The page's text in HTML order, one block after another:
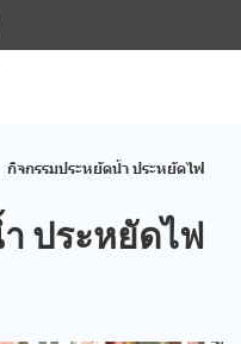
กิจกรรมประหยัดน้ำ ประหยัดไฟ
ประหยัดไฟ